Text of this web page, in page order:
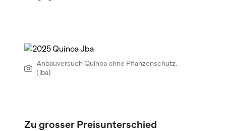
Anbauversuch Quinoa ohne Pflanzenschutz.
(jba)
Zu grosser Preisunterschied